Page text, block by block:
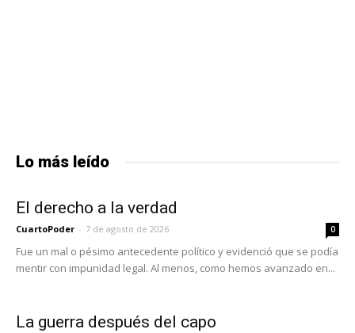
Lo más leído
El derecho a la verdad
CuartoPoder - 7 de agosto de 2026 0
Fue un mal o pésimo antecedente político y evidenció que se podía
mentir con impunidad legal. Al menos, como hemos avanzado en...
La guerra después del capo